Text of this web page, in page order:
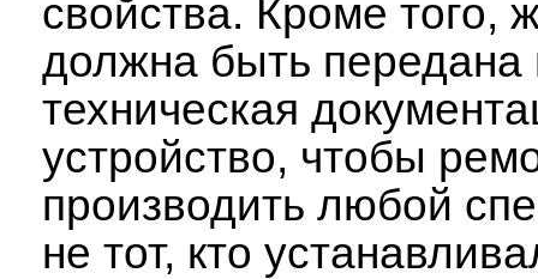
свойства. Кроме того,
должна быть передана
техническая
устройство, чтобы
производить любой
не тот, кто